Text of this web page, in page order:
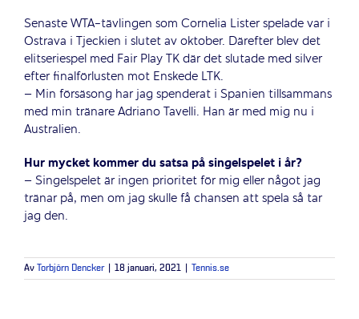
Senaste WTA-tävlingen som Cornelia Lister spelade var i
Ostrava i Tjeckien i slutet av oktober. Därefter blev det
elitseriespel med Fair Play TK där det slutade med silver
efter finalförlusten mot Enskede LTK.
– Min försäsong har jag spenderat i Spanien tillsammans
med min tränare Adriano Tavelli. Han är med mig nu i
Australien.
Hur mycket kommer du satsa på singelspelet i år?
– Singelspelet är ingen prioritet för mig eller något jag
tränar på, men om jag skulle få chansen att spela så tar
jag den.
Av Torbjörn Dencker 18 januari, 2021 Tennis.se